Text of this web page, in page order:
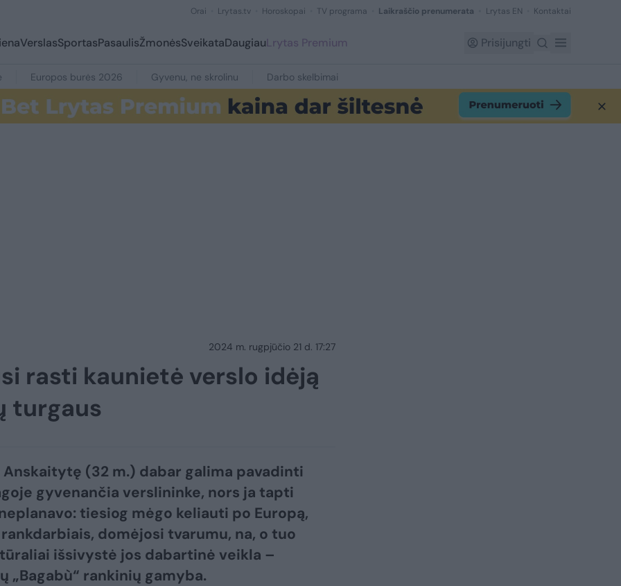
Orai Lrytas.tv Horoskopai TV programa Laikraščio prenumerata Lrytas EN Kontaktai
VerslasSportasPasaulisŽmonėsSveikataDaugiauLrytas Premium Prisijungti
Europos burės 2026 Gyvenu, ne skrolinu Darbo skelbimai
2024 m. rugpjūčio 21 d. 17:27
rasti kaunietė verslo idėją
turgaus
(32 m.) dabar galima pavadinti
gyvenančia verslininke, nors ja tapti
tiesiog mėgo keliauti po Europą,
domėjosi tvarumu, na, o tuo
išsivystė jos dabartinė veikla –
„Bagabù“ rankinių gamyba.